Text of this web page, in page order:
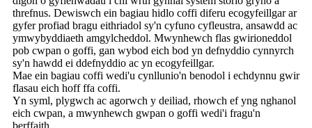
threfnus. Dewiswch ein bagiau hidlo coffi diferu ecogyfeillgar ar
gyfer profiad bragu eithriadol sy'n cyfuno cyfleustra, ansawdd ac
ymwybyddiaeth amgylcheddol. Mwynhewch flas gwirioneddol
pob cwpan o goffi, gan wybod eich bod yn defnyddio cynnyrch
sy'n hawdd ei ddefnyddio ac yn ecogyfeillgar.
Mae ein bagiau coffi wedi'u cynllunio'n benodol i echdynnu gwir
flasau eich hoff ffa coffi.
Yn syml, plygwch ac agorwch y deiliad, rhowch ef yng nghanol
eich cwpan, a mwynhewch gwpan o goffi wedi'i fragu'n
berffaith.